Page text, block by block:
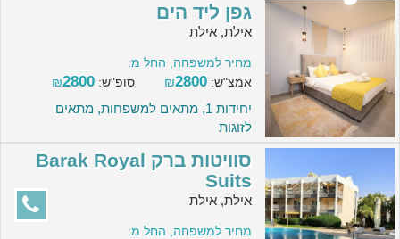
גפן ליד הים
אילת, אילת
מחיר למשפחה, החל מ:
אמצ"ש:
₪2800 סופ"ש: ₪2800
יחידות 1, מתאים למשפחות, מתאים
לזוגות
סוויטות ברק Barak Royal
Suits
אילת, אילת
מחיר למשפחה, החל מ: